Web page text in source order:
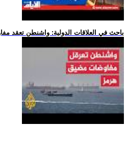
.. باحث في العلاقات الدولية: واشنطن تعقد